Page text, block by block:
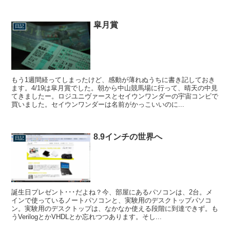
日記 皐月賞
もう1週間経ってしまったけど、感動が薄れぬうちに書き記しておき
ます。4/19は皐月賞でした。朝から中山競馬場に行って、晴天の中見
てきましたー。ロジユニヴァースとセイウンワンダーの宇宙コンビで
買いました。セイウンワンダーは名前がかっこいいのに...
日記 8.9インチの世界へ
誕生日プレゼント･･･だよね？今、部屋にあるパソコンは、2台。メ
インで使っているノートパソコンと、実験用のデスクトップパソコ
ン。実験用のデスクトップは、なかなか使える段階に到達できず。も
うVerilogとかVHDLとか忘れつつあります。そし...